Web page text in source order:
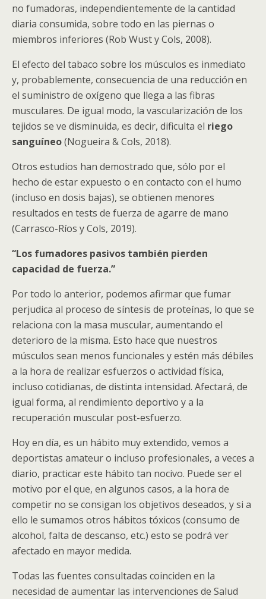
no fumadoras, independientemente de la cantidad
diaria consumida, sobre todo en las piernas o
miembros inferiores (Rob Wust y Cols, 2008).
El efecto del tabaco sobre los músculos es inmediato
y, probablemente, consecuencia de una reducción en
el suministro de oxígeno que llega a las fibras
musculares. De igual modo, la vascularización de los
tejidos se ve disminuida, es decir, dificulta el riego
sanguíneo(Nogueira & Cols, 2018).
Otros estudios han demostrado que, sólo por el
hecho de estar expuesto o en contacto con el humo
(incluso en dosis bajas), se obtienen menores
resultados en tests de fuerza de agarre de mano
(Carrasco-Ríos y Cols, 2019).
“Los fumadores pasivos también pierden
capacidad de fuerza.”
Por todo lo anterior, podemos afirmar que fumar
perjudica al proceso de síntesis de proteínas, lo que se
relaciona con la masa muscular, aumentando el
deterioro de la misma. Esto hace que nuestros
músculos sean menos funcionales y estén más débiles
a la hora de realizar esfuerzos o actividad física,
incluso cotidianas, de distinta intensidad. Afectará, de
igual forma, al rendimiento deportivo y a la
recuperación muscular post-esfuerzo.
Hoy en día, es un hábito muy extendido, vemos a
deportistas amateur o incluso profesionales, a veces a
diario, practicar este hábito tan nocivo. Puede ser el
motivo por el que, en algunos casos, a la hora de
competir no se consigan los objetivos deseados, y si a
ello le sumamos otros hábitos tóxicos (consumo de
alcohol, falta de descanso, etc.) esto se podrá ver
afectado en mayor medida.
Todas las fuentes consultadas coinciden en la
necesidad de aumentar las intervenciones de Salud